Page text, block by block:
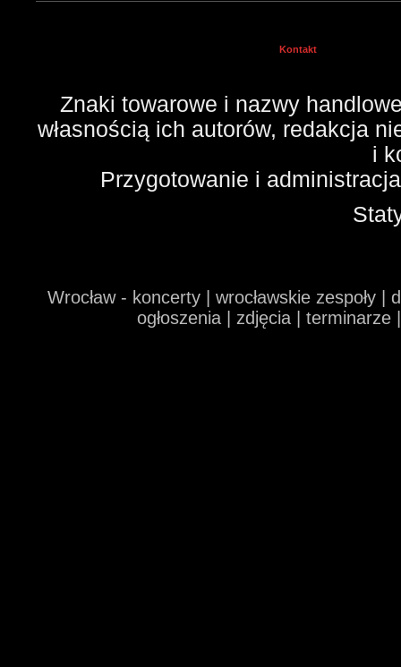
Kontakt
Znaki towarowe i nazwy
własnością ich autorów, redakcja
i
Przygotowanie i
Wrocław - koncerty | wrocławskie zespoły
ogłoszenia | zdjęcia |